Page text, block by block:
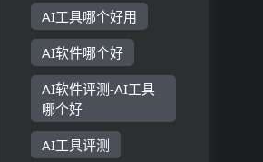
AI工具哪个好用
AI软件哪个好
AI软件评测-AI工具
哪个好
AI工具评测